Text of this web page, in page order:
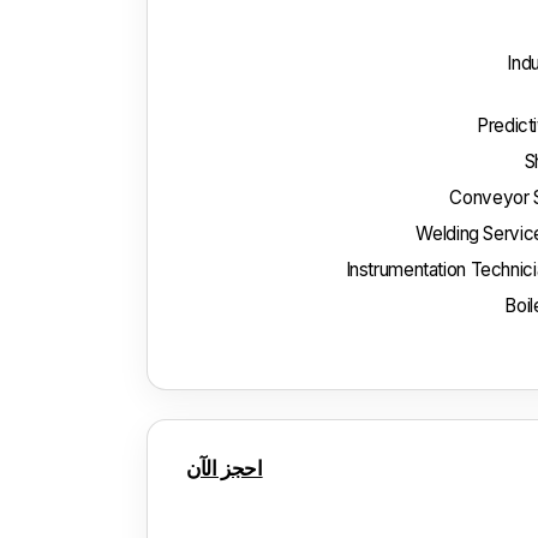
Conveyor
Welding
Instrumentation
احجز الآن